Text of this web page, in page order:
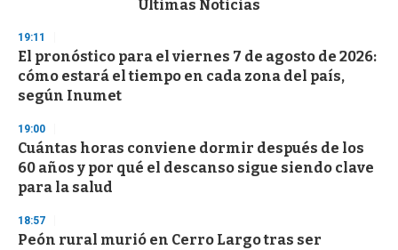
d
s
o
f
3
s
e
c
o
n
d
Últimas Noticias
19:11
El pronóstico para el viernes 7 de agosto de 2026:
cómo estará el tiempo en cada zona del país,
según Inumet
19:00
Cuántas horas conviene dormir después de los
60 años y por qué el descanso sigue siendo clave
para la salud
18:57
Peón rural murió en Cerro Largo tras ser